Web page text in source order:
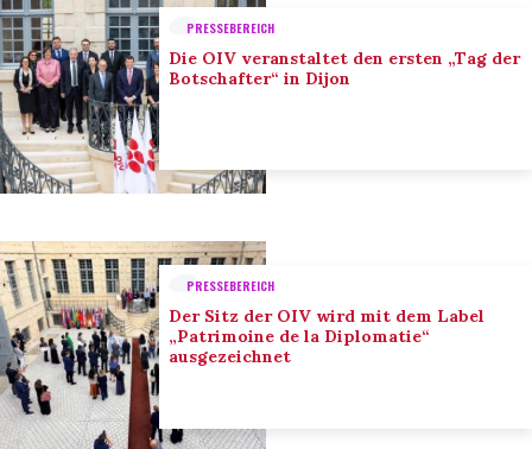
PRESSEBEREICH
Die OIV veranstaltet den ersten „Tag der
Botschafter“ in Dijon
PRESSEBEREICH
Der Sitz der OIV wird mit dem Label
„Patrimoine de la Diplomatie“
ausgezeichnet